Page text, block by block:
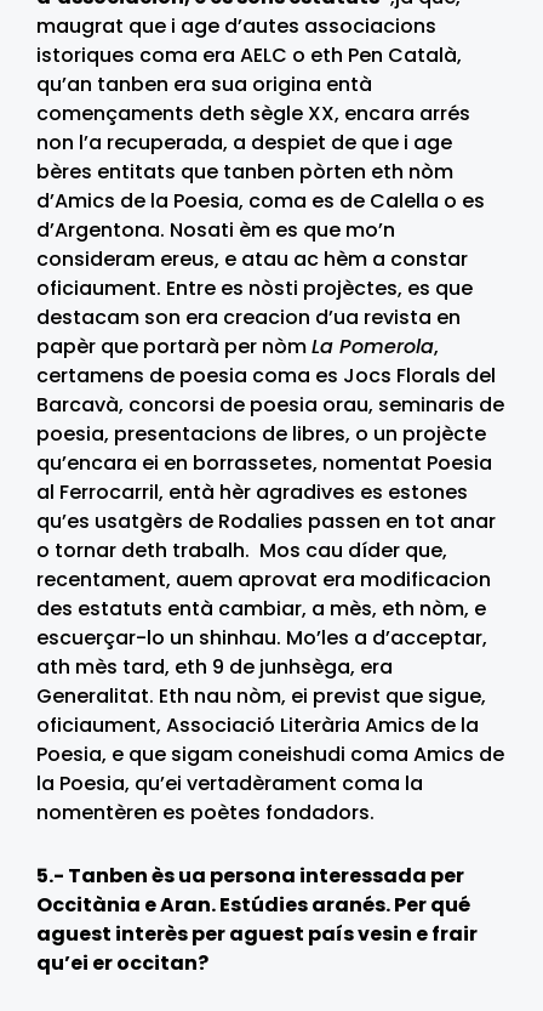
maugrat que i age d’autes associacions
istoriques coma era AELC o eth Pen Català,
qu’an tanben era sua origina entà
començaments deth sègle XX, encara arrés
non l’a recuperada, a despiet de que i age
bères entitats que tanben pòrten eth nòm
d’Amics de la Poesia, coma es de Calella o es
d’Argentona. Nosati èm es que mo’n
consideram ereus, e atau ac hèm a constar
oficiaument. Entre es nòsti projèctes, es que
destacam son era creacion d’ua revista en
papèr que portarà per nòmLa Pomerola,
certamens de poesia coma es Jocs Florals del
Barcavà, concorsi de poesia orau, seminaris de
poesia, presentacions de libres, o un projècte
qu’encara ei en borrassetes, nomentat Poesia
al Ferrocarril, entà hèr agradives es estones
qu’es usatgèrs de Rodalies passen en tot anar
o tornar deth trabalh. Mos cau díder que,
recentament, auem aprovat era modificacion
des estatuts entà cambiar, a mès, eth nòm, e
escuerçar-lo un shinhau. Mo’les a d’acceptar,
ath mès tard, eth 9 de junhsèga, era
Generalitat. Eth nau nòm, ei previst que sigue,
oficiaument, Associació Literària Amics de la
Poesia, e que sigam coneishudi coma Amics de
la Poesia, qu’ei vertadèrament coma la
nomentèren es poètes fondadors.
5.- Tanben ès ua persona interessada per
Occitània e Aran. Estúdies aranés. Per qué
aguest interès per aguest país vesin e frair
qu’ei er occitan?